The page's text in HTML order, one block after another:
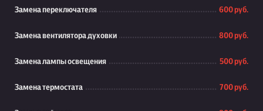
Замена переключателя 600 руб.
Замена вентилятора духовки 800 руб.
Замена лампы освещения 500 руб.
Замена термостата 700 руб.